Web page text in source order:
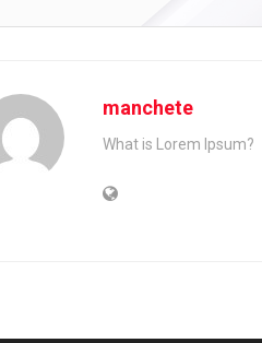
manchete
What is Lorem Ipsum?